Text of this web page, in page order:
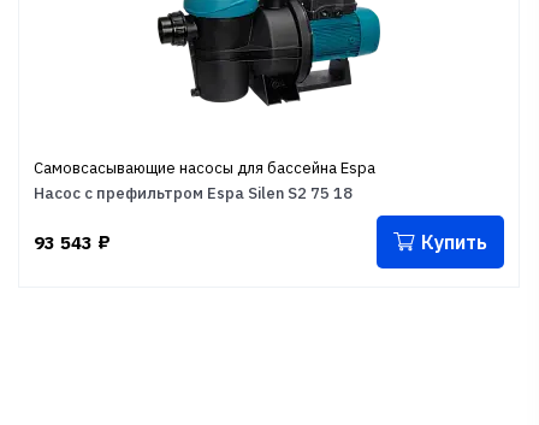
Самовсасывающие насосы для бассейна Espa
Насос с префильтром Espa Silen S2 75 18
93 543 ₽ Купить